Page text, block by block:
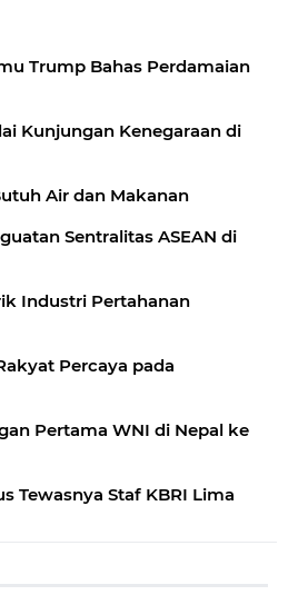
Trump Bahas Perdamaian
Kenegaraan di
Air dan Makanan
Sentralitas ASEAN di
Industri Pertahanan
Percaya pada
Pertama WNI di Nepal ke
Tewasnya Staf KBRI Lima